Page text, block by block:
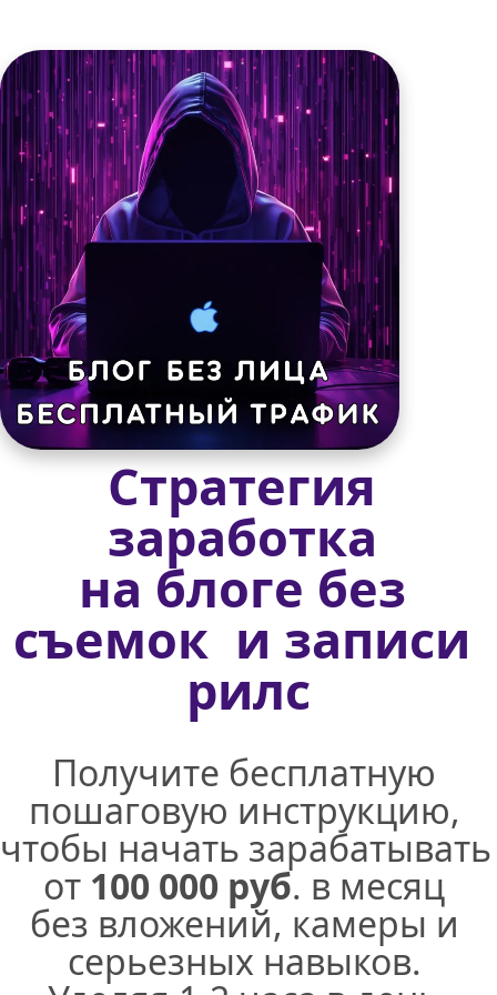
Стратегия
заработка
на блоге без
съемок  и записи
рилс
Получите бесплатную
пошаговую инструкцию,
от 100 000 руб. в месяц
без вложений, камеры и
серьезных навыков.